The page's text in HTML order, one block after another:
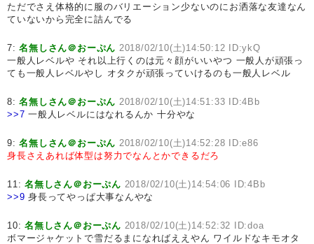
ただでさえ体格的に服のバリエーション少ないのにお洒落な友達なん
ていないから完全に詰んでる
7:名無しさん＠おーぷん 2018/02/10(土)14:50:12 ID:ykQ
一般人レベルや それ以上行くのは元々顔がいいやつ 一般人が頑張っ
ても一般人レベルやし オタクが頑張っていけるのも一般人レベル
8:名無しさん＠おーぷん 2018/02/10(土)14:51:33 ID:4Bb
>>7 一般人レベルにはなれるんか 十分やな
9:名無しさん＠おーぷん 2018/02/10(土)14:52:28 ID:e86
身長さえあれば体型は努力でなんとかできるだろ
11:名無しさん＠おーぷん 2018/02/10(土)14:54:06 ID:4Bb
>>9 身長ってやっぱ大事なんやな
10:名無しさん＠おーぷん 2018/02/10(土)14:52:32 ID:doa
ボマージャケットで雪だるまになればええやん ワイルドなキモオタ